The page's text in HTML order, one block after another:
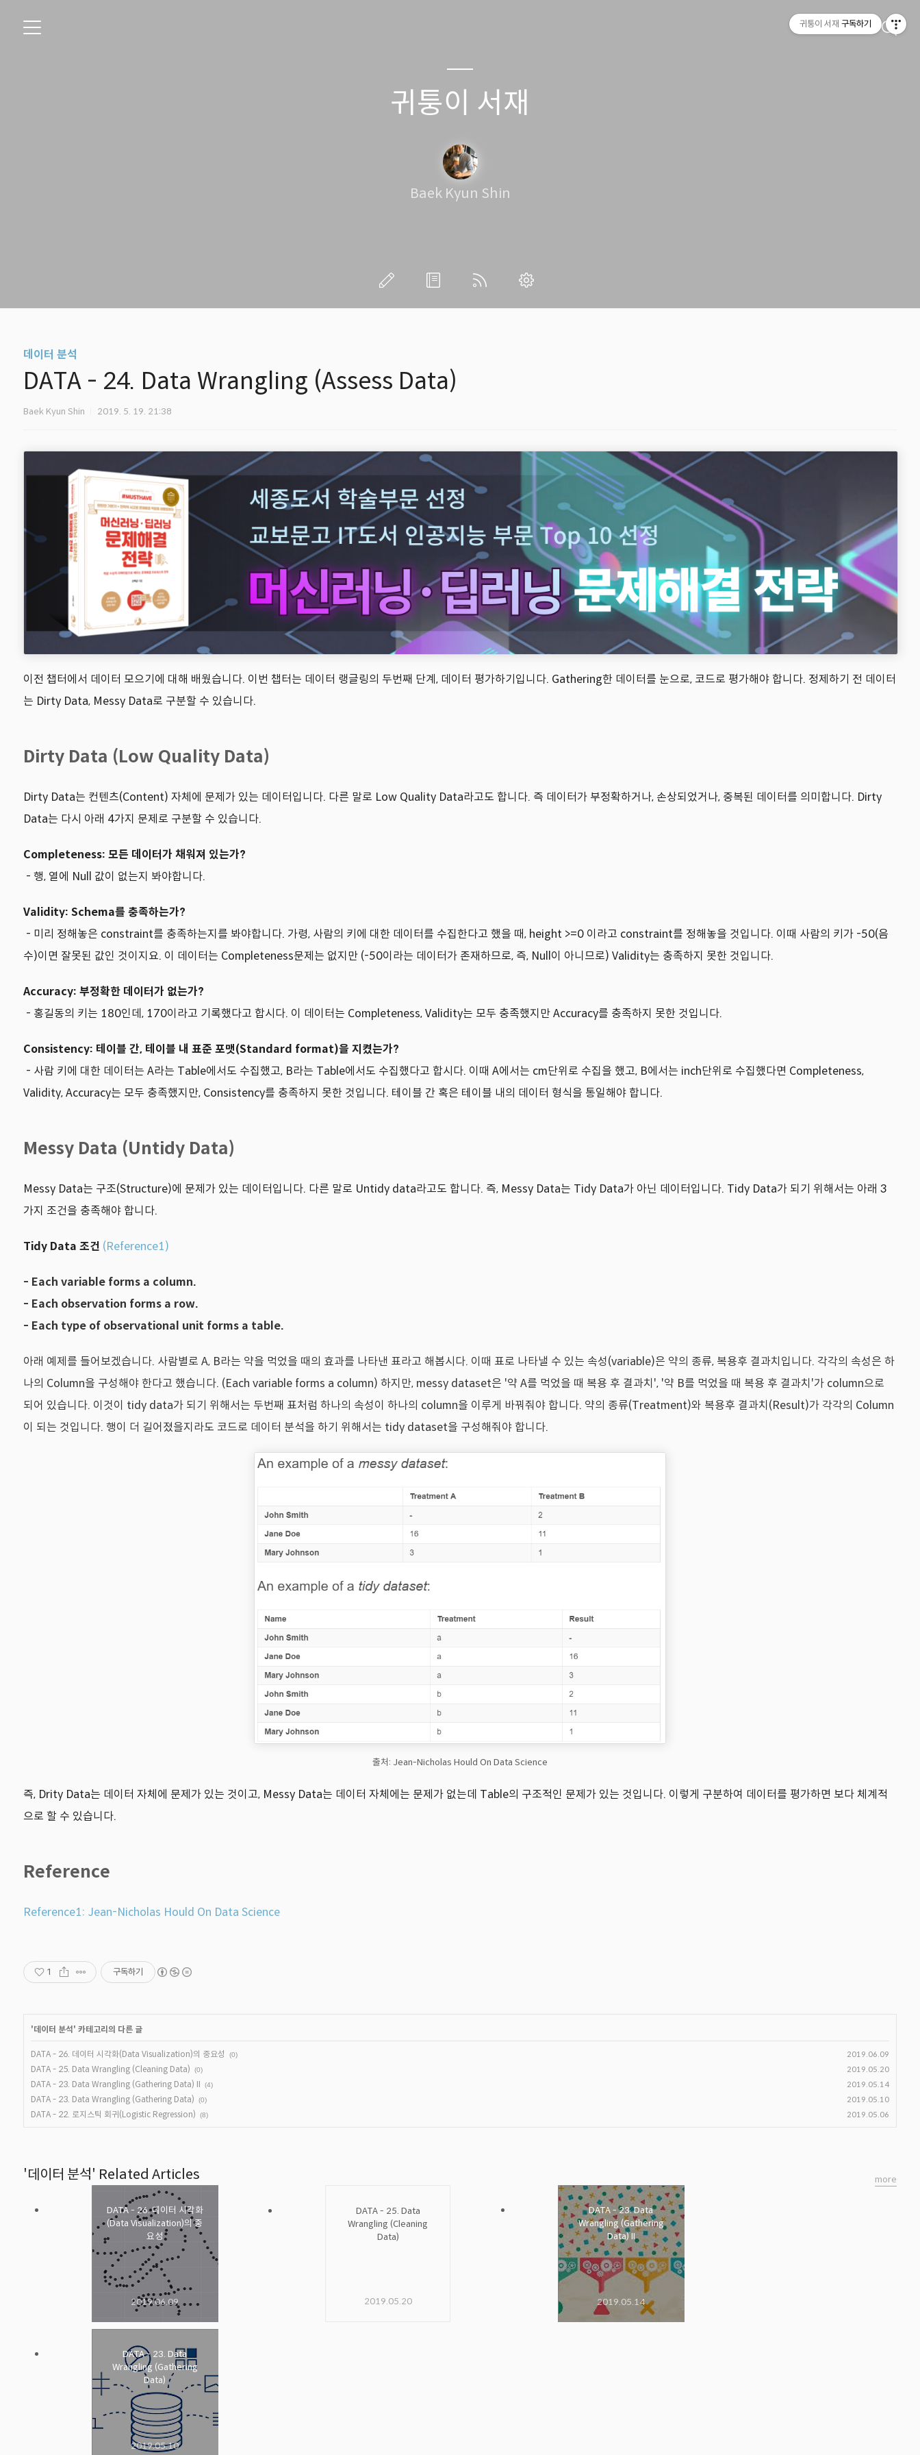
귀퉁이 서재
Baek Kyun Shin
데이터 분석
DATA - 24. Data Wrangling (Assess Data)
Baek Kyun Shin 2019. 5. 19. 21:38
이전 챕터에서 데이터 모으기에 대해 배웠습니다. 이번 챕터는 데이터 랭글링의 두번째 단계, 데이터 평가하기입니다. Gathering한 데이터를 눈으로, 코드로 평가해야 합니다. 정제하기 전 데이터
는 Dirty Data, Messy Data로 구분할 수 있습니다.
Dirty Data (Low Quality Data)
Dirty Data는 컨텐츠(Content) 자체에 문제가 있는 데이터입니다. 다른 말로 Low Quality Data라고도 합니다. 즉 데이터가 부정확하거나, 손상되었거나, 중복된 데이터를 의미합니다. Dirty
Data는 다시 아래 4가지 문제로 구분할 수 있습니다.
Completeness: 모든 데이터가 채워져 있는가?
- 행, 열에 Null 값이 없는지 봐야합니다.
Validity: Schema를 충족하는가?
- 미리 정해놓은 constraint를 충족하는지를 봐야합니다. 가령, 사람의 키에 대한 데이터를 수집한다고 했을 때, height >=0 이라고 constraint를 정해놓을 것입니다. 이때 사람의 키가 -50(음
수)이면 잘못된 값인 것이지요. 이 데이터는 Completeness문제는 없지만 (-50이라는 데이터가 존재하므로, 즉, Null이 아니므로) Validity는 충족하지 못한 것입니다.
Accuracy: 부정확한 데이터가 없는가?
- 홍길동의 키는 180인데, 170이라고 기록했다고 합시다. 이 데이터는 Completeness, Validity는 모두 충족했지만 Accuracy를 충족하지 못한 것입니다.
Consistency: 테이블 간, 테이블 내 표준 포맷(Standard format)을 지켰는가?
- 사람 키에 대한 데이터는 A라는 Table에서도 수집했고, B라는 Table에서도 수집했다고 합시다. 이때 A에서는 cm단위로 수집을 했고, B에서는 inch단위로 수집했다면 Completeness,
Validity, Accuracy는 모두 충족했지만, Consistency를 충족하지 못한 것입니다. 테이블 간 혹은 테이블 내의 데이터 형식을 통일해야 합니다.
Messy Data (Untidy Data)
Messy Data는 구조(Structure)에 문제가 있는 데이터입니다. 다른 말로 Untidy data라고도 합니다. 즉, Messy Data는 Tidy Data가 아닌 데이터입니다. Tidy Data가 되기 위해서는 아래 3
가지 조건을 충족해야 합니다.
Tidy Data 조건 (Reference1)
- Each variable forms a column.
- Each observation forms a row.
- Each type of observational unit forms a table.
아래 예제를 들어보겠습니다. 사람별로 A, B라는 약을 먹었을 때의 효과를 나타낸 표라고 해봅시다. 이때 표로 나타낼 수 있는 속성(variable)은 약의 종류, 복용후 결과치입니다. 각각의 속성은 하
나의 Column을 구성해야 한다고 했습니다. (Each variable forms a column) 하지만, messy dataset은 '약 A를 먹었을 때 복용 후 결과치', '약 B를 먹었을 때 복용 후 결과치'가 column으로
되어 있습니다. 이것이 tidy data가 되기 위해서는 두번째 표처럼 하나의 속성이 하나의 column을 이루게 바꿔줘야 합니다. 약의 종류(Treatment)와 복용후 결과치(Result)가 각각의 Column
이 되는 것입니다. 행이 더 길어졌을지라도 코드로 데이터 분석을 하기 위해서는 tidy dataset을 구성해줘야 합니다.
출처: Jean-Nicholas Hould On Data Science
즉, Drity Data는 데이터 자체에 문제가 있는 것이고, Messy Data는 데이터 자체에는 문제가 없는데 Table의 구조적인 문제가 있는 것입니다. 이렇게 구분하여 데이터를 평가하면 보다 체계적
으로 할 수 있습니다.
Reference
Reference1: Jean-Nicholas Hould On Data Science
1 구독하기
'데이터 분석' 카테고리의 다른 글
DATA - 26. 데이터 시각화(Data Visualization)의 중요성 (0) 2019.06.09
DATA - 25. Data Wrangling (Cleaning Data) (0) 2019.05.20
DATA - 23. Data Wrangling (Gathering Data) II (4) 2019.05.14
DATA - 23. Data Wrangling (Gathering Data) (0) 2019.05.10
DATA - 22. 로지스틱 회귀(Logistic Regression) (8) 2019.05.06
'데이터 분석' Related Articles
DATA - 26. 데이터 시각화
(Data Visualization)의 중
요성
2019.06.09
DATA - 25. Data
Wrangling (Cleaning
Data)
2019.05.20
DATA - 23. Data
Wrangling (Gathering
Data) II
2019.05.14
DATA - 23. Data
Wrangling (Gathering
Data)
2019.05.10
more
귀퉁이 서재 구독하기